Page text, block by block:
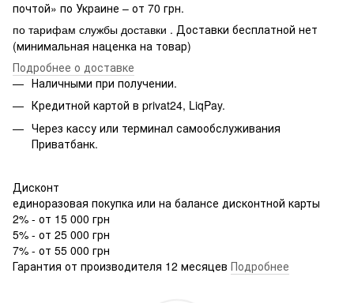
почтой» по Украине – от 70 грн.
по тарифам службы доставки . Доставки бесплатной нет
(минимальная наценка на товар)
Подробнее о доставке
Наличными при получении.
Кредитной картой в privat24, LiqPay.
Через кассу или терминал самообслуживания
Приватбанк.
Дисконт
единоразовая покупка или на балансе дисконтной карты
2% - от 15 000 грн
5% - от 25 000 грн
7% - от 55 000 грн
Гарантия от производителя 12 месяцев Подробнее